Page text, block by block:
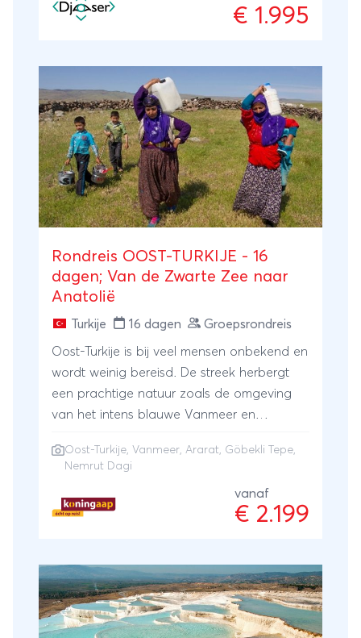
€ 1.995
Rondreis OOST-TURKIJE - 16
dagen; Van de Zwarte Zee naar
Anatolië
Turkije 16 dagen Groepsrondreis
Oost-Turkije is bij veel mensen onbekend en
wordt weinig bereisd. De streek herbergt
een prachtige natuur zoals de omgeving
van het intens blauwe Vanmeer en
belangrijke kruispunt van culturen tijdens
oudste tempelcomplex ter wereld, Göbekli
Tepe, de indrukwekkende grafheuvel
het Armeense erfgoed en de
springlevende cultuur van de Koerden.
Oost-Turkije is van begin tot eind
Oost-Turkije, Vanmeer, Ararat, Göbekli Tepe,
Nemrut Dagi
vanaf
€ 2.199